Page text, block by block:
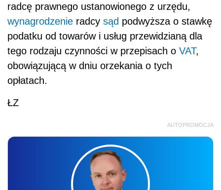
radcę prawnego ustanowionego z urzędu,
wynagrodzenie radcy sąd podwyższa o stawkę
podatku od towarów i usług przewidzianą dla
tego rodzaju czynności w przepisach o VAT,
obowiązującą w dniu orzekania o tych
opłatach.
ŁZ
AUTOPROMOCJA